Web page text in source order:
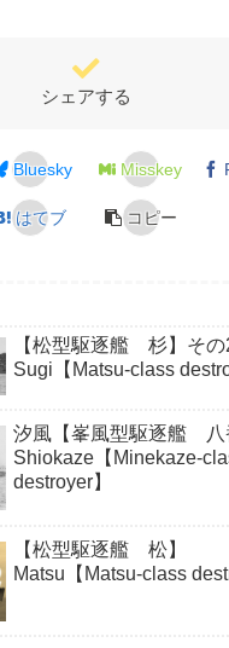
シェアする
Bluesky Misskey
はてブ コピー
【松型駆逐艦 杉】その
Sugi【Matsu-class
汐風【峯風型駆逐艦 八
Shiokaze【Minekaze-
destroyer】
【松型駆逐艦 松】
Matsu【Matsu-class